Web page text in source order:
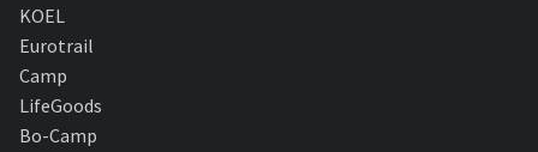
KOEL
Eurotrail
Camp
LifeGoods
Bo-Camp